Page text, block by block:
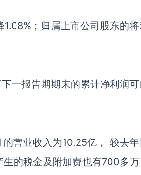
1.08% ；归属上市公司股东的
一报告期期末的累计净利润
的营业收入为10.25亿， 较去
生的税金及附加费也有700多